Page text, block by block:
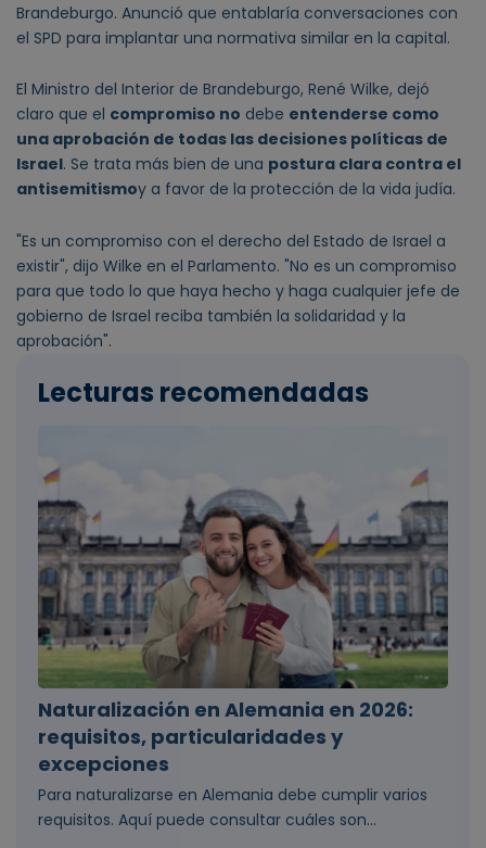
Brandeburgo. Anunció que entablaría conversaciones con
el SPD para implantar una normativa similar en la capital.
El Ministro del Interior de Brandeburgo, René Wilke, dejó
claro que el compromiso no debe entenderse como
una aprobación de todas las decisiones políticas de
Israel. Se trata más bien de una postura clara contra el
antisemitismoy a favor de la protección de la vida judía.
"Es un compromiso con el derecho del Estado de Israel a
existir", dijo Wilke en el Parlamento. "No es un compromiso
para que todo lo que haya hecho y haga cualquier jefe de
gobierno de Israel reciba también la solidaridad y la
aprobación".
Lecturas recomendadas
Naturalización en Alemania en 2026:
requisitos, particularidades y
excepciones
Para naturalizarse en Alemania debe cumplir varios
requisitos. Aquí puede consultar cuáles son...